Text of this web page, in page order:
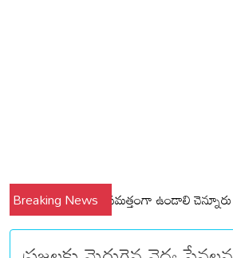
Breaking News
ప్రజలు అప్రమత్తంగా ఉండాలి చెన్నూరు